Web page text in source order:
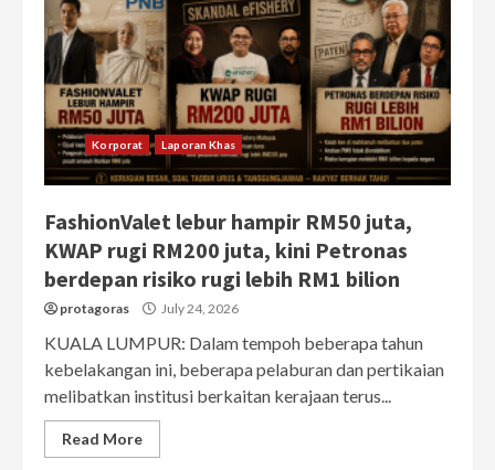
Korporat Laporan Khas
FashionValet lebur hampir RM50 juta,
KWAP rugi RM200 juta, kini Petronas
berdepan risiko rugi lebih RM1 bilion
protagoras July 24, 2026
KUALA LUMPUR: Dalam tempoh beberapa tahun
kebelakangan ini, beberapa pelaburan dan pertikaian
melibatkan institusi berkaitan kerajaan terus...
Read More